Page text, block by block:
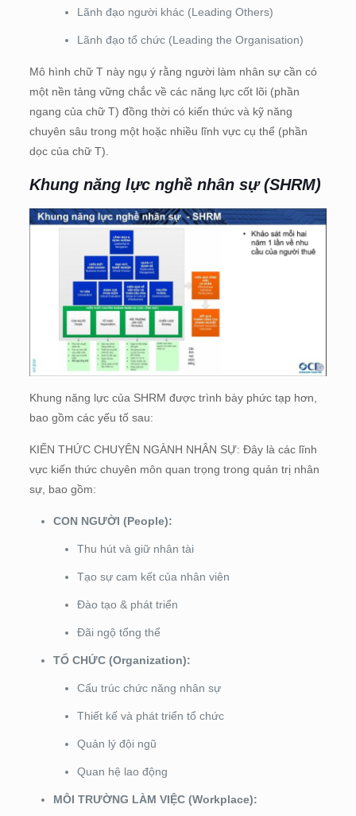
Lãnh đạo người khác (Leading Others)
Lãnh đạo tổ chức (Leading the Organisation)
Mô hình chữ T này ngụ ý rằng người làm nhân sự cần có
một nền tảng vững chắc về các năng lực cốt lõi (phần
ngang của chữ T) đồng thời có kiến thức và kỹ năng
chuyên sâu trong một hoặc nhiều lĩnh vực cụ thể (phần
dọc của chữ T).
Khung năng lực nghề nhân sự (SHRM)
Khung năng lực của SHRM được trình bày phức tạp hơn,
bao gồm các yếu tố sau:
KIẾN THỨC CHUYÊN NGÀNH NHÂN SỰ: Đây là các lĩnh
vực kiến thức chuyên môn quan trọng trong quản trị nhân
sự, bao gồm:
CON NGƯỜI (People):
Thu hút và giữ nhân tài
Tạo sự cam kết của nhân viên
Đào tạo & phát triển
Đãi ngộ tổng thể
TỔ CHỨC (Organization):
Cấu trúc chức năng nhân sự
Thiết kế và phát triển tổ chức
Quản lý đội ngũ
Quan hệ lao động
MÔI TRƯỜNG LÀM VIỆC (Workplace):